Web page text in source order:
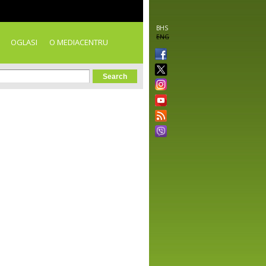
BHS
ENG
OGLASI O MEDIACENTRU